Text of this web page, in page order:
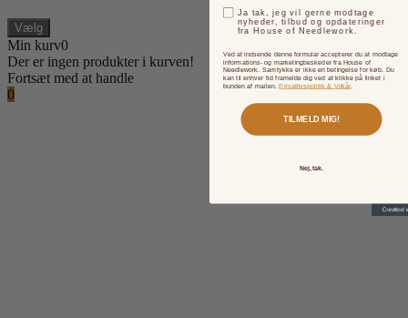
Vælg
Min kurv0
Der er ingen produkter i kurven!
Fortsæt med at handle
0
Ja tak, jeg vil gerne modtage
nyheder, tilbud og opdateringer
fra House of Needlework.
Ved at indsende denne formular accepterer du at modtage
informations- og marketingbeskeder fra House of
Needlework. Samtykke er ikke en betingelse for køb. Du
kan til enhver tid framelde dig ved at klikke på linket i
bunden af mailen.Privatlivspolitik & Vilkår.
TILMELD MIG!
Nej, tak.